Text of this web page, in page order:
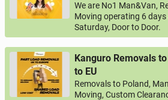
We are No1 Man&Van,
Moving operating 6
Saturday, Door to Door.
Kanguro Removals
to EU
Removals to Poland,
Moving, Custom